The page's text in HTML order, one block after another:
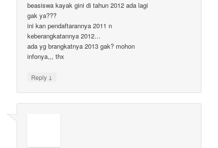
beasiswa kayak gini di tahun 2012 ada lagi
gak ya???
ini kan pendaftarannya 2011 n
keberangkatannya 2012…
ada yg brangkatnya 2013 gak? mohon
infonya,,, thx
Reply ↓